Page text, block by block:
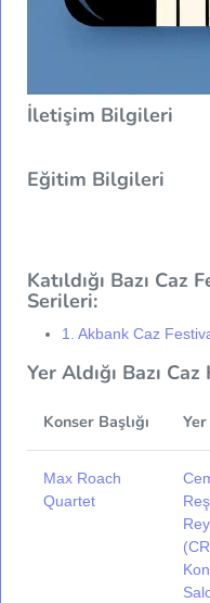
İletişim Bilgileri
Eğitim Bilgileri
Katıldığı Bazı
Serileri:
1. Akbank Caz
Yer Aldığı Bazı
Konser Başlığı Yer
Max Roach
Quartet
Rey